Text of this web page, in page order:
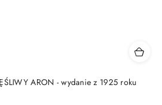
ARON - wydanie z 1925 roku